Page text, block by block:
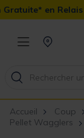
et en
Accueil Coup
Pellet Wagglers